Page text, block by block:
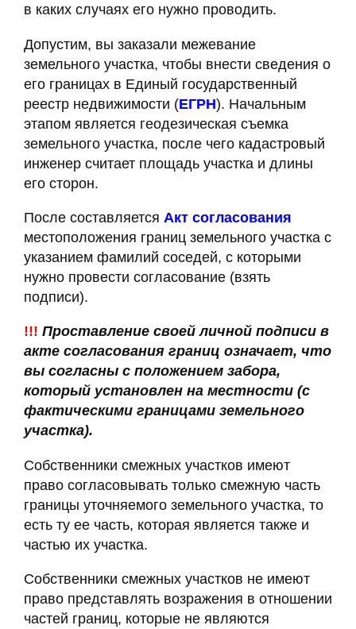
в каких случаях его нужно проводить.
Допустим, вы заказали межевание
земельного участка, чтобы внести сведения о
его границах в Единый государственный
реестр недвижимости (ЕГРН). Начальным
этапом является геодезическая съемка
земельного участка, после чего кадастровый
инженер считает площадь участка и длины
его сторон.
После составляется Акт согласования
местоположения границ земельного участка с
указанием фамилий соседей, с которыми
нужно провести согласование (взять
подписи).
!!! Проставление своей личной подписи в
акте согласования границ означает, что
вы согласны с положением забора,
который установлен на местности (с
фактическими границами земельного
участка).
Собственники смежных участков имеют
право согласовывать только смежную часть
границы уточняемого земельного участка, то
есть ту ее часть, которая является также и
частью их участка.
Собственники смежных участков не имеют
право представлять возражения в отношении
частей границ, которые не являются